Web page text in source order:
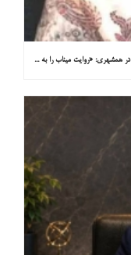
یادداشت ویژه هفته محیط‌زیست مشاور کمیسیون توسعه پایدار اتاق ایران در همشهری: «روایت میناب را به کاپ ۳۱ ببریم»